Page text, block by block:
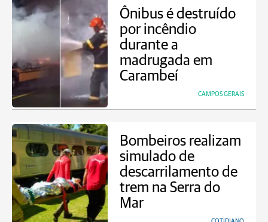
Ônibus é destruído
por incêndio
durante a
madrugada em
Carambeí
CAMPOS GERAIS
Bombeiros realizam
simulado de
descarrilamento de
trem na Serra do
Mar